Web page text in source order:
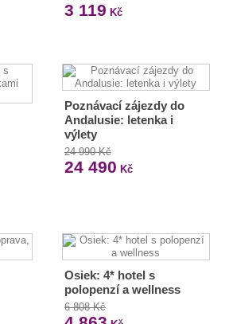
3 119 Kč
Poznávací zájezdy do
Andalusie: letenka i
výlety
24 990 Kč
24 490 Kč
Osiek: 4* hotel s
polopenzí a wellness
6 808 Kč